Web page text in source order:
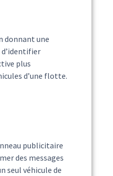
donnant une
plus
d’une flotte.
publicitaire
des messages
seul véhicule de